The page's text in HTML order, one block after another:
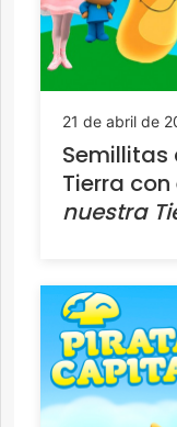
21 de abril de
Semillitas
Tierra
nuestra